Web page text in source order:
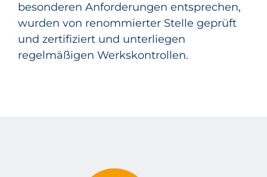
besonderen Anforderungen entsprechen,
wurden von renommierter Stelle geprüft
und zertifiziert und unterliegen
regelmäßigen Werkskontrollen.